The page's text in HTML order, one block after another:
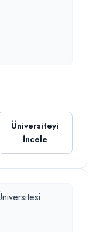
Üniversiteyi
İncele